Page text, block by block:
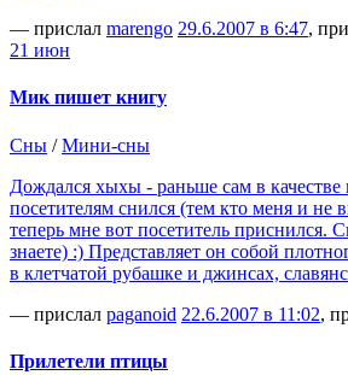
— прислал marengo 29.6.2007 в 6:47,
21 июн
Мик пишет книгу
Сны /Мини-сны
Дождался хыхы - раньше сам в качестве
посетителям снился (тем кто меня и не
теперь мне вот посетитель
знаете) :) Представляет он собой
в клетчатой рубашке и джинсах,
— прислал paganoid 22.6.2007 в 11:02,
Прилетели птицы